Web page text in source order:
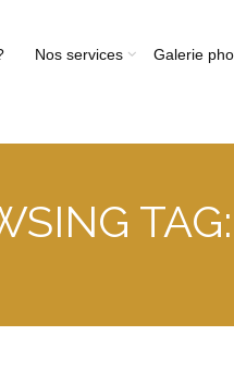
Nos services Galerie
TAG: